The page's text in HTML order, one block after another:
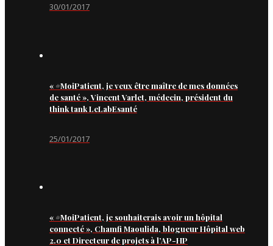
30/01/2017
« #MoiPatient, je veux être maître de mes données
de santé », Vincent Varlet, médecin, président du
think tank LeLabEsanté
25/01/2017
« #MoiPatient, je souhaiterais avoir un hôpital
connecté », Chamfi Maoulida, blogueur Hôpital web
2.0 et Directeur de projets à l’AP-HP